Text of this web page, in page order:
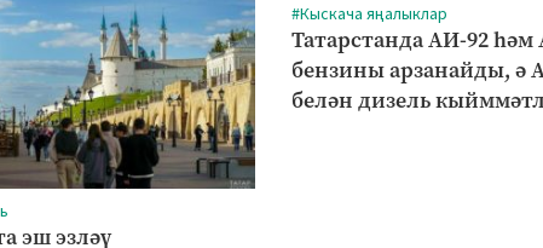
эш эзләү
#Кыскача яңалыклар
Татарстанда АИ-92 һәм
бензины арзанайды, ә
белән дизель